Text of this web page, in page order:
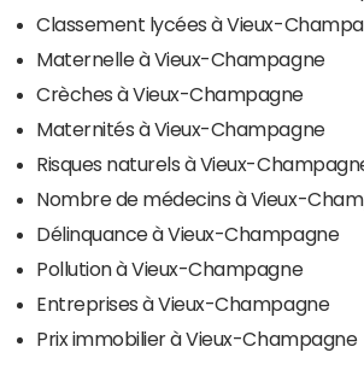
Classement lycées à Vieux-
Maternelle à Vieux-Champagne
Crèches à Vieux-Champagne
Maternités à Vieux-Champagne
Risques naturels à Vieux-
Nombre de médecins à Vieux-
Délinquance à Vieux-Champagne
Pollution à Vieux-Champagne
Entreprises à Vieux-Champagne
Prix immobilier à Vieux-Champagne